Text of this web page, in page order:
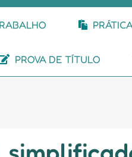
PROVA DE TÍTULO